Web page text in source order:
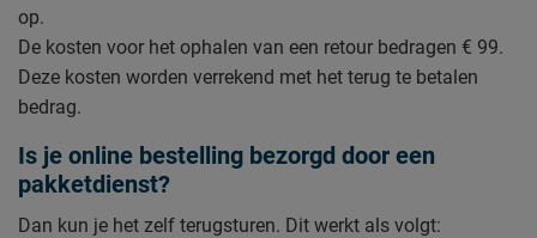
op.
De kosten voor het ophalen van een retour bedragen € 99.
Deze kosten worden verrekend met het terug te betalen
bedrag.
Is je online bestelling bezorgd door een
pakketdienst?
Dan kun je het zelf terugsturen. Dit werkt als volgt: